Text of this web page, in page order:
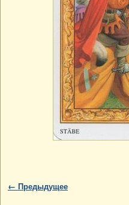
Навигация по изображениям
← Предыдущее